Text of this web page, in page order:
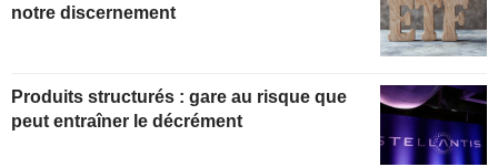
notre discernement
Produits structurés : gare au risque que
peut entraîner le décrément